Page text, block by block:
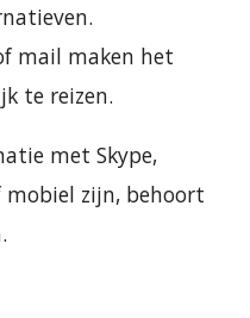
mail maken het
te reizen.
met Skype,
zijn, behoort